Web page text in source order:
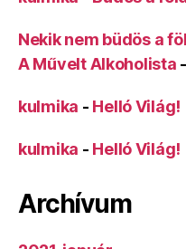
Nekik nem büdös a
A Művelt Alkoholista -
kulmika - Helló Világ!
kulmika - Helló Világ!
Archívum